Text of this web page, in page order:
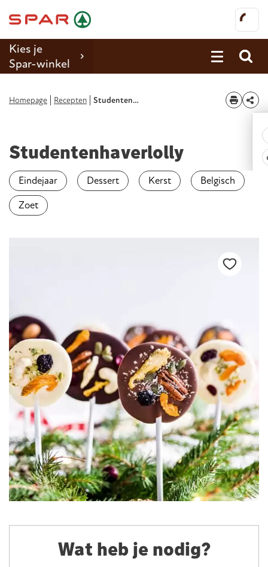
Kies je
Spar-winkel
Reportages
Winkels
Jobs
Homepage Recepten Studentenhaverlolly
Studentenhaverlolly
Eindejaar Dessert Kerst
Belgisch
Zoet
Wat heb je nodig?